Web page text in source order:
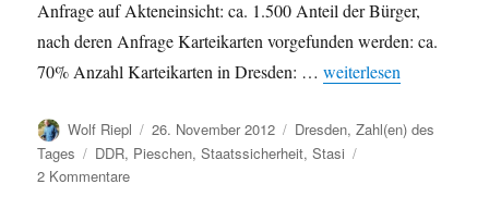
Anfrage auf Akteneinsicht: ca. 1.500 Anteil der Bürger,
nach deren Anfrage Karteikarten vorgefunden werden: ca.
70% Anzahl Karteikarten in Dresden: …„Die BStU-
weiterlesen
Autor
Wolf Riepl
Veröffentlicht
am
26. November 2012 Kategorien
Dresden,Zahl(en) des
Tages
Schlagwörter
DDR, Pieschen,Staatssicherheit,Stasi
2 Kommentarezu